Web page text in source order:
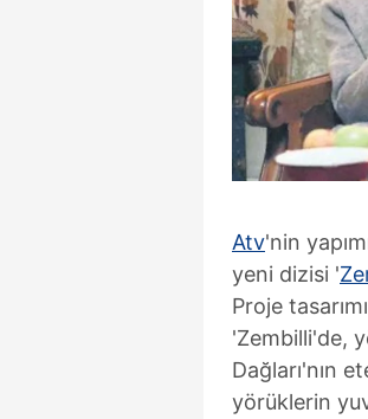
Atv'nin
yeni dizisi '
Proje
'Zembilli'de,
Dağları'nın
yörüklerin